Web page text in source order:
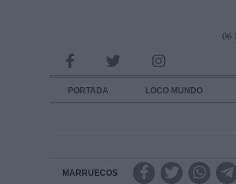
06
PORTADA LOCO MUNDO
MARRUECOS
INFORMACION SOBRE LA PROTECCIÓN DE
Responsable:
Destinatarios: